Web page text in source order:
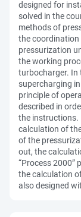
designed for
solved in the
methods of
the
pressurization
the working
turbocharger. In
supercharging
principle of
described in
the instructions.
calculation of
of the
out, the
“Process 2000”
the calculation
also designed